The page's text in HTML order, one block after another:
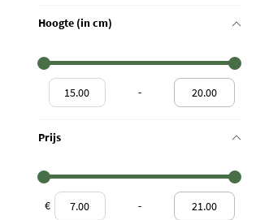
Hoogte (in cm)
-
Prijs
€ -